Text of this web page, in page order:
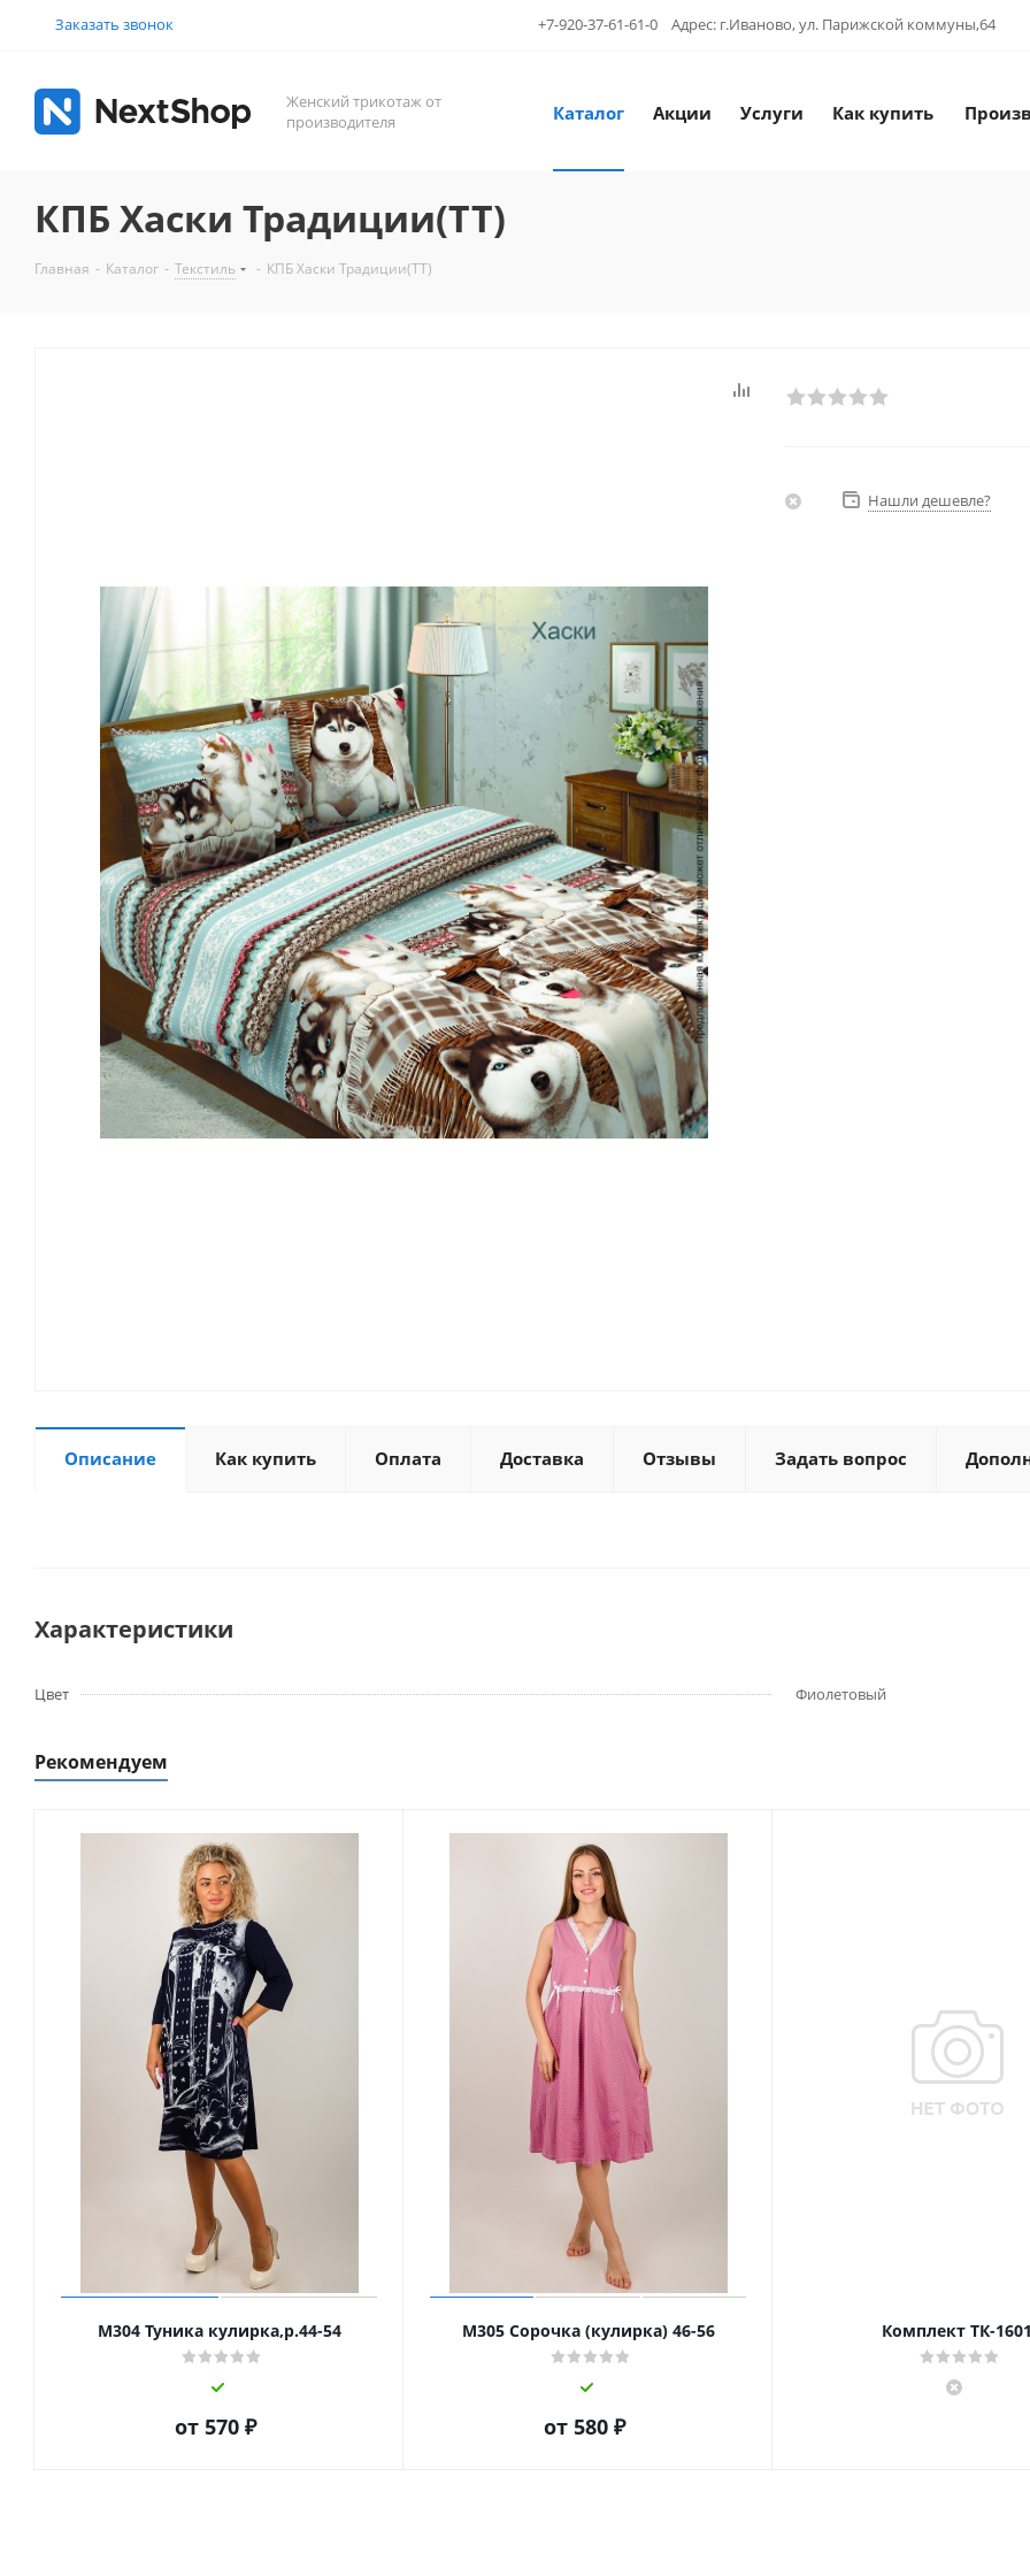
Заказать звонок +7-920-37-61-61-0 Адрес: г.Иваново, ул. Парижской коммуны,64
Женский трикотаж от
производителя
Каталог Акции Услуги Как купить
КПБ Хаски Традиции(ТТ)
Главная - Каталог - Текстиль - КПБ Хаски Традиции(ТТ)
Нашли дешевле?
Описание Как купить Оплата Доставка Отзывы Задать вопрос
Характеристики
Цвет Фиолетовый
Рекомендуем
М304 Туника кулирка,р.44-54
от 570 ₽
М305 Сорочка (кулирка) 46-56
от 580 ₽
Комплект ТК-1601